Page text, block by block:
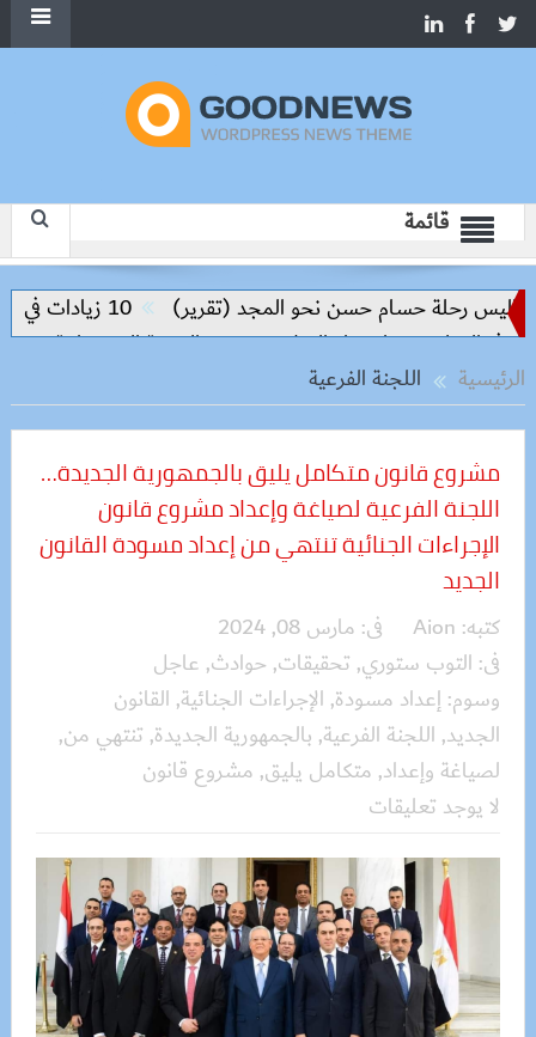
قائمة
رحلة حسام حسن نحو المجد (تقرير)
10 زيادات في 10 سنوات.. هل حان الوقت لرفع دعم البنزين نهائيا؟
التعليم مفتاح بناء السلام وتحقيق التنمية المستدامة
الرئيسية
اللجنة الفرعية
مشروع قانون متكامل يليق بالجمهورية الجديدة…
اللجنة الفرعية لصياغة وإعداد مشروع قانون
الإجراءات الجنائية تنتهي من إعداد مسودة القانون
الجديد
كتبه: Aion فى: مارس 08, 2024
فى: التوب ستوري, تحقيقات, حوادث, عاجل
وسوم: إعداد مسودة, الإجراءات الجنائية, القانون
الجديد, اللجنة الفرعية, بالجمهورية الجديدة, تنتهي من,
لصياغة وإعداد, متكامل يليق, مشروع قانون
لا يوجد تعليقات